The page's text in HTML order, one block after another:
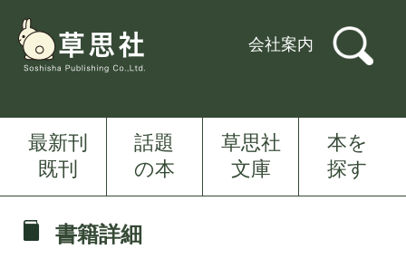
会社案内
最新刊
既刊
話題
の本
草思社
文庫
本を
探す
書籍詳細